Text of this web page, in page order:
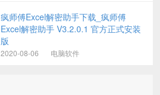
疯师傅Excel解密助手下载_疯师傅
Excel解密助手 V3.2.0.1 官方正式安装
版
2020-08-06 电脑软件